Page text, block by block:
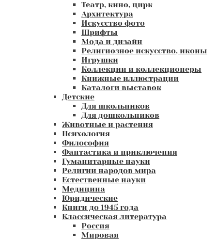
Театр, кино, цирк
Архитектура
Искусство фото
Шрифты
Мода и дизайн
Религиозное искусство, иконы
Игрушки
Коллекции и коллекционеры
Книжные иллюстрации
Каталоги выставок
Детские
Для школьников
Для дошкольников
Животные и растения
Психология
Философия
Фантастика и приключения
Гуманитарные науки
Религии народов мира
Естественные науки
Медицина
Юридические
Книги до 1945 года
Классическая литература
Россия
Мировая